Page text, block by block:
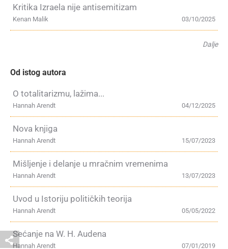
Kritika Izraela nije antisemitizam
03/10/2025
Kenan Malik
Dalje
Od istog autora
O totalitarizmu, lažima...
04/12/2025
Hannah Arendt
Nova knjiga
15/07/2023
Hannah Arendt
Mišljenje i delanje u mračnim vremenima
13/07/2023
Hannah Arendt
Uvod u Istoriju političkih teorija
05/05/2022
Hannah Arendt
Sećanje na W. H. Audena
07/01/2019
Hannah Arendt